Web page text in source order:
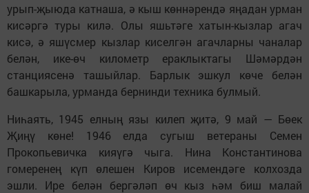
урып-җыюда катнаша, ә кыш көннәрендә яңадан урман
кисәргә туры килә. Олы яшьтәге хатын-кызлар агач
кисә, ә яшүсмер кызлар киселгән агачларны чаналар
белән, ике-өч километр ераклыктагы Шәмәрдән
станциясенә ташыйлар. Барлык эшкул көче белән
башкарыла, урманда бернинди техника булмый.
Ниһаять, 1945 елның язы килеп җитә, 9 май — Бөек
Җиңү көне! 1946 елда сугыш ветераны Семен
Прокопьевичка кияүгә чыга. Нина Константинова
гомеренең күп өлешен Киров исемендәге колхозда
эшли. Ире белән бергәләп өч кыз һәм биш малай